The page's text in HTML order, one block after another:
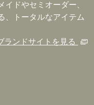
イドやセミオーダー、
、トータルなアイテム
ランドサイトを見る